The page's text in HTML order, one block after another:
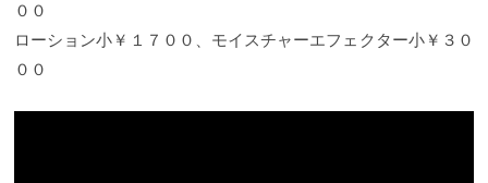
００
ローション小￥１７００、モイスチャーエフェクター小￥３０
００